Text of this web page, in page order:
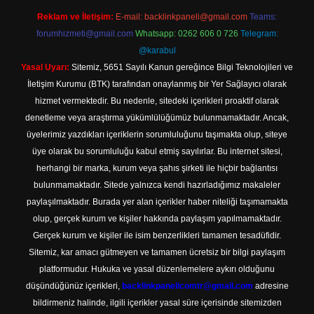
Reklam ve İletişim: E-mail: backlinkpaneli@gmail.com Teams:
forumhizmeti@gmail.com Whatsapp: 0262 606 0 726 Telegram:
@karabul
Yasal Uyarı: Sitemiz, 5651 Sayılı Kanun gereğince Bilgi Teknolojileri ve
İletişim Kurumu (BTK) tarafından onaylanmış bir Yer Sağlayıcı olarak
hizmet vermektedir. Bu nedenle, sitedeki içerikleri proaktif olarak
denetleme veya araştırma yükümlülüğümüz bulunmamaktadır. Ancak,
üyelerimiz yazdıkları içeriklerin sorumluluğunu taşımakta olup, siteye
üye olarak bu sorumluluğu kabul etmiş sayılırlar. Bu internet sitesi,
herhangi bir marka, kurum veya şahıs şirketi ile hiçbir bağlantısı
bulunmamaktadır. Sitede yalnızca kendi hazırladığımız makaleler
paylaşılmaktadır. Burada yer alan içerikler haber niteliği taşımamakta
olup, gerçek kurum ve kişiler hakkında paylaşım yapılmamaktadır.
Gerçek kurum ve kişiler ile isim benzerlikleri tamamen tesadüfidir.
Sitemiz, kar amacı gütmeyen ve tamamen ücretsiz bir bilgi paylaşım
platformudur. Hukuka ve yasal düzenlemelere aykırı olduğunu
düşündüğünüz içerikleri, backlinkpanelicomtr@gmail.com adresine
bildirmeniz halinde, ilgili içerikler yasal süre içerisinde sitemizden